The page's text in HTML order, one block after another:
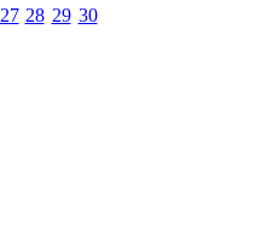
27 28 29 30